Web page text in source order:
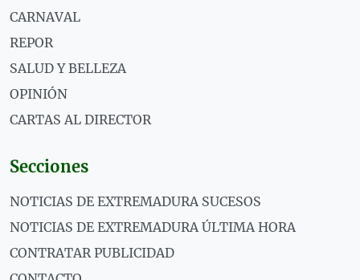
CARNAVAL
REPOR
SALUD Y BELLEZA
OPINIÓN
CARTAS AL DIRECTOR
Secciones
NOTICIAS DE EXTREMADURA SUCESOS
NOTICIAS DE EXTREMADURA ÚLTIMA HORA
CONTRATAR PUBLICIDAD